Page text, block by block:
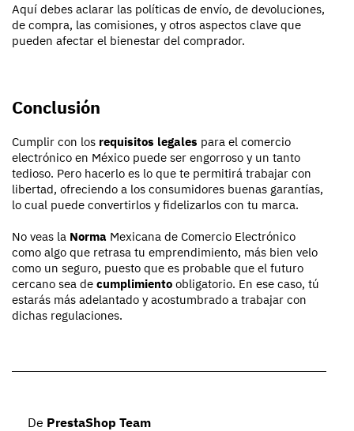
Aquí debes aclarar las políticas de envío, de devoluciones,
de compra, las comisiones, y otros aspectos clave que
pueden afectar el bienestar del comprador.
Conclusión
Cumplir con los requisitos legales para el comercio
electrónico en México puede ser engorroso y un tanto
tedioso. Pero hacerlo es lo que te permitirá trabajar con
libertad, ofreciendo a los consumidores buenas garantías,
lo cual puede convertirlos y fidelizarlos con tu marca.
No veas la Norma Mexicana de Comercio Electrónico
como algo que retrasa tu emprendimiento, más bien velo
como un seguro, puesto que es probable que el futuro
cercano sea de cumplimiento obligatorio. En ese caso, tú
estarás más adelantado y acostumbrado a trabajar con
dichas regulaciones.
De PrestaShop Team